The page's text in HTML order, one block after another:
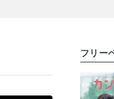
フリー